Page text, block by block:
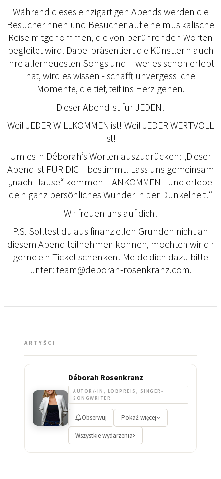
Während dieses einzigartigen Abends werden die
Besucherinnen und Besucher auf eine musikalische
Reise mitgenommen, die von berührenden Worten
begleitet wird. Dabei präsentiert die Künstlerin auch
ihre allerneuesten Songs und – wer es schon erlebt
hat, wird es wissen - schafft unvergessliche
Momente, die tief, teif ins Herz gehen.
Dieser Abend ist für JEDEN!
Weil JEDER WILLKOMMEN ist! Weil JEDER WERTVOLL
ist!
Um es in Déborah’s Worten auszudrücken: „Dieser
Abend ist FÜR DICH bestimmt! Lass uns gemeinsam
„nach Hause“ kommen – ANKOMMEN - und erlebe
dein ganz persönliches Wunder in der Dunkelheit!“
Wir freuen uns auf dich!
P.S. Solltest du aus finanziellen Gründen nicht an
diesem Abend teilnehmen können, möchten wir dir
gerne ein Ticket schenken! Melde dich dazu bitte
unter: team@deborah-rosenkranz.com.
ARTYŚCI
Déborah Rosenkranz
AUTOR/-IN, LOBPREIS, SINGER-
SONGWRITER
Obserwuj Pokaż więcej
Wszystkie wydarzenia